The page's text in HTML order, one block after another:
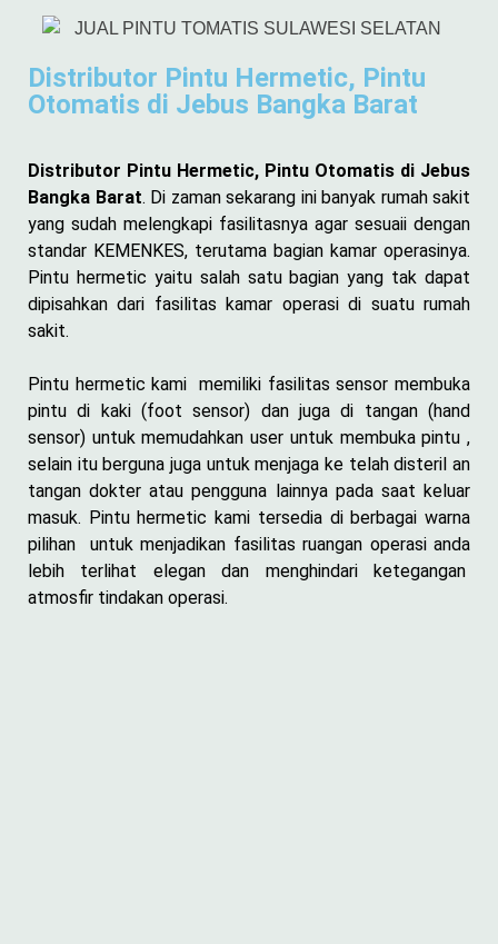
Distributor Pintu Hermetic, Pintu
Otomatis di Jebus Bangka Barat
Distributor Pintu Hermetic, Pintu Otomatis di Jebus
Bangka Barat. Di zaman sekarang ini banyak rumah sakit
yang sudah melengkapi fasilitasnya agar sesuaii dengan
standar KEMENKES, terutama bagian kamar operasinya.
Pintu hermetic yaitu salah satu bagian yang tak dapat
dipisahkan dari fasilitas kamar operasi di suatu rumah
sakit.
Pintu hermetic kami memiliki fasilitas sensor membuka
pintu di kaki (foot sensor) dan juga di tangan (hand
sensor) untuk memudahkan user untuk membuka pintu ,
selain itu berguna juga untuk menjaga ke telah disteril an
tangan dokter atau pengguna lainnya pada saat keluar
masuk. Pintu hermetic kami tersedia di berbagai warna
pilihan untuk menjadikan fasilitas ruangan operasi anda
lebih terlihat elegan dan menghindari ketegangan
atmosfir tindakan operasi.